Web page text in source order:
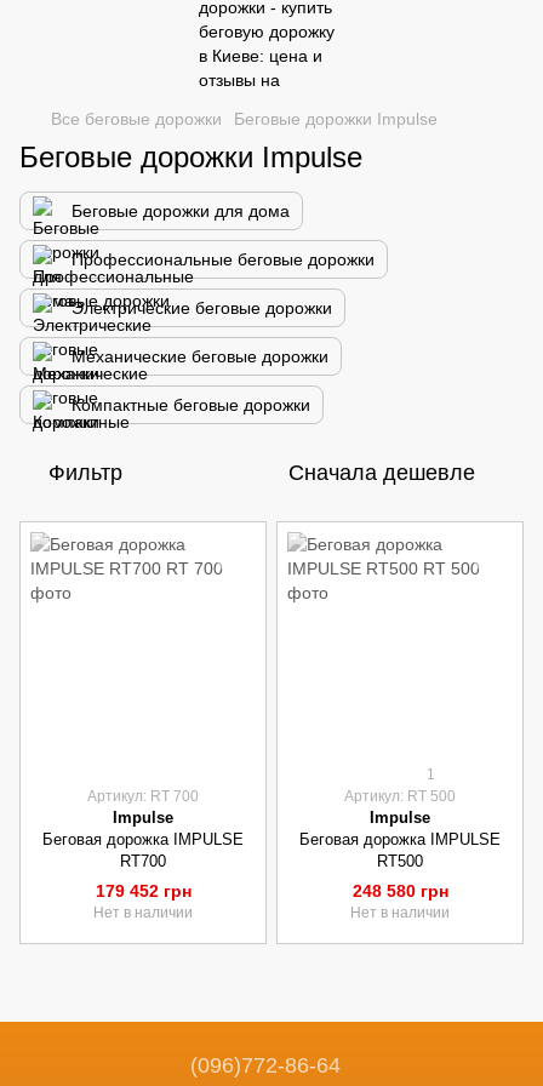
Все беговые дорожки Беговые дорожки Impulse
Беговые дорожки Impulse
Беговые дорожки для дома
Профессиональные беговые дорожки
Электрические беговые дорожки
Механические беговые дорожки
Компактные беговые дорожки
Фильтр Сначала дешевле
Артикул: RT 700
Impulse
Беговая дорожка IMPULSE
RT700
179 452 грн
Нет в наличии
1
Артикул: RT 500
Impulse
Беговая дорожка IMPULSE
RT500
248 580 грн
Нет в наличии
(096)772-86-64